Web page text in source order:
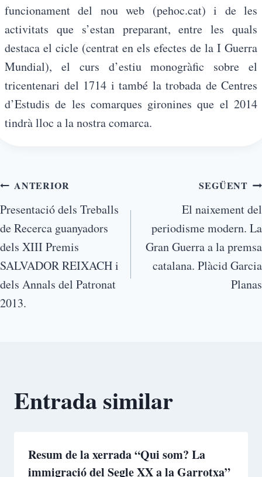
funcionament del nou web (pehoc.cat) i de les
activitats que s’estan preparant, entre les quals
destaca el cicle (centrat en els efectes de la I Guerra
Mundial), el curs d’estiu monogràfic sobre el
tricentenari del 1714 i també la trobada de Centres
d’Estudis de les comarques gironines que el 2014
tindrà lloc a la nostra comarca.
ANTERIOR
Presentació dels Treballs
de Recerca guanyadors
dels XIII Premis
SALVADOR REIXACH i
dels Annals del Patronat
2013.
SEGÜENT
El naixement del
periodisme modern. La
Gran Guerra a la premsa
catalana. Plàcid Garcia
Planas
Entrada similar
Resum de la xerrada “Qui som? La
immigració del Segle XX a la Garrotxa”